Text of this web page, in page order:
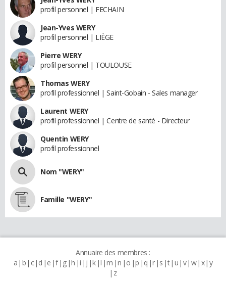
profil personnel | FECHAIN
Jean-Yves WERY
profil personnel | LIÈGE
Pierre WERY
profil personnel | TOULOUSE
Thomas WERY
profil professionnel | Saint-Gobain - Sales manager
Laurent WERY
profil professionnel | Centre de santé - Directeur
Quentin WERY
profil professionnel
Nom "WERY"
Famille "WERY"
Annuaire des membres :
a b c d e f g h i j k l m n o p q r s t u v w x y
z